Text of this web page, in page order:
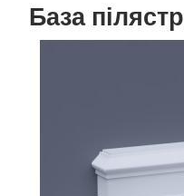
База